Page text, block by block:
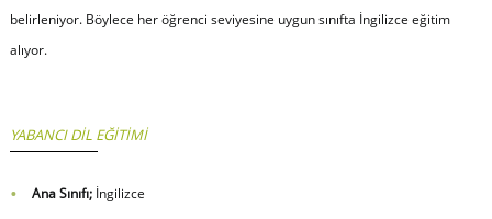
belirleniyor. Böylece her öğrenci seviyesine uygun sınıfta İngilizce eğitim
alıyor.
YABANCI DİL EĞİTİMİ
Ana Sınıfı;İngilizce